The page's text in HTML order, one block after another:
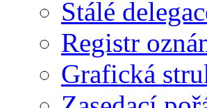
Stálé
Registr
Grafická